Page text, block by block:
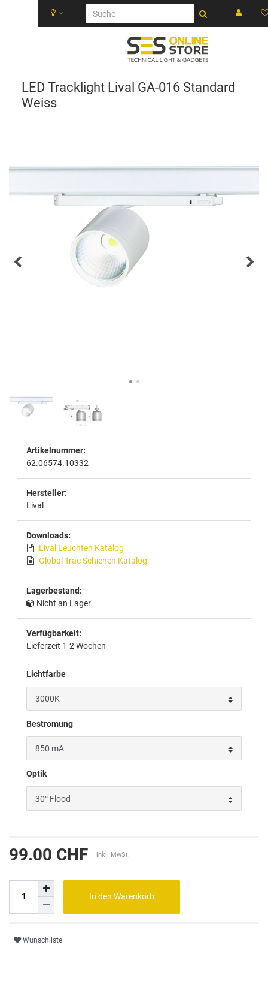
LED Tracklight Lival GA-016 Standard
Weiss
Artikelnummer:
62.06574.10332
Hersteller:
Lival
Downloads:
Lival Leuchten Katalog
Global Trac Schienen Katalog
Lagerbestand:
Nicht an Lager
Verfügbarkeit:
Lieferzeit 1-2 Wochen
Lichtfarbe
Bestromung
Optik
99.00 CHF inkl. MwSt.
In den Warenkorb
Wunschliste